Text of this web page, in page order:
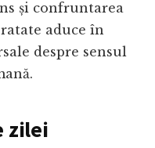
și confruntarea
aduce în
despre sensul
zilei